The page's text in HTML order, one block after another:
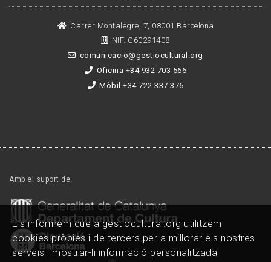
Carrer Montalegre, 7, 08001 Barcelona
NIF. G60291408
comunicacio@gestiocultural.org
Oficina +34 932 703 566
Mòbil +34 722 337 376
Amb el suport de:
Els informem que a gestiocultural.org utilitzem
cookies pròpies i de tercers per a millorar els nostres
serveis i mostrar-li informació personalitzada